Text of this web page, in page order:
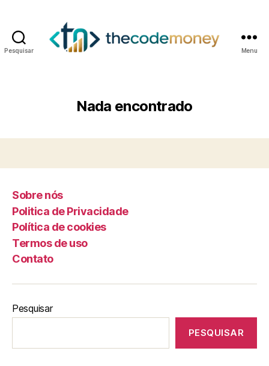
Pesquisar Menu
Nada encontrado
Sobre nós
Politica de Privacidade
Política de cookies
Termos de uso
Contato
Pesquisar
PESQUISAR